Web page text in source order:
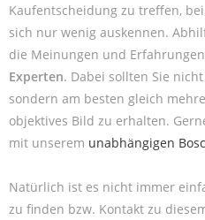
Kaufentscheidung zu treffen,
sich nur wenig auskennen.
die Meinungen und
Experten. Dabei sollten Sie
sondern am besten gleich
objektives Bild zu erhalten.
mit unserem unabhängigen
Natürlich ist es nicht immer
zu finden bzw. Kontakt zu